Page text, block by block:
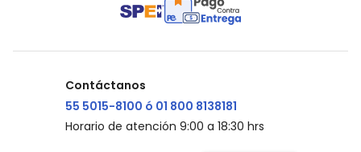
Contáctanos
55 5015-8100 ó 01 800 8138181
Horario de atención 9:00 a 18:30 hrs